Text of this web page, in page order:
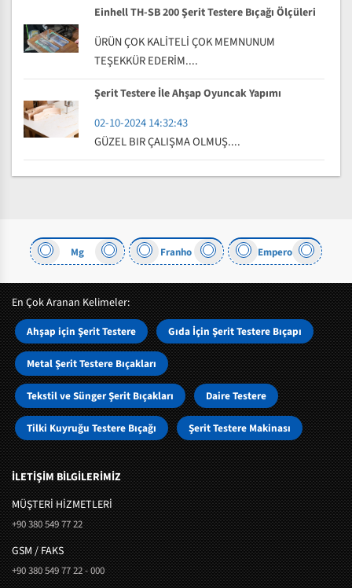
Einhell TH-SB 200 Şerit Testere Bıçağı Ölçüleri
ÜRÜN ÇOK KALİTELİ ÇOK MEMNUNUM
TEŞEKKÜR EDERİM....
Şerit Testere İle Ahşap Oyuncak Yapımı
02-10-2024 14:32:43
GÜZEL BIR ÇALIŞMA OLMUŞ....
Mg Franho Empero
En Çok Aranan Kelimeler:
Ahşap için Şerit Testere Gıda İçin Şerit Testere Bıçapı
Metal Şerit Testere Bıçakları
Tekstil ve Sünger Şerit Bıçakları Daire Testere
Tilki Kuyruğu Testere Bıçağı Şerit Testere Makinası
İLETİŞİM BİLGİLERİMİZ
MÜŞTERI HIZMETLERI
+90 380 549 77 22
GSM / FAKS
+90 380 549 77 22 - 000